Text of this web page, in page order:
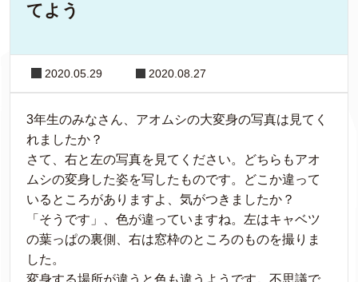
てよう
2020.05.29 2020.08.27
3年生のみなさん、アオムシの大変身の写真は見てく
れましたか？
さて、右と左の写真を見てください。どちらもアオ
ムシの変身した姿を写したものです。どこか違って
いるところがありますよ、気がつきましたか？
「そうです」、色が違っていますね。左はキャベツ
の葉っぱの裏側、右は窓枠のところのものを撮りま
した。
変身する場所が違うと色も違うようです。不思議で